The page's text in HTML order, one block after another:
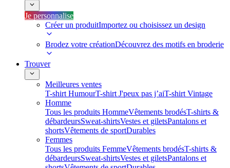
Je personnalise
Créer un produitImportez ou choisissez un design
Brodez votre créationDécouvrez des motifs en broderie
Trouver
Meilleures ventes
T-shirt HumourT-shirt J'peux pas j’aiT-shirt Vintage
Homme
Tous les produits HommeVêtements brodésT-shirts &
débardeursSweat-shirtsVestes et giletsPantalons et
shortsVêtements de sportDurables
Femmes
Tous les produits FemmeVêtements brodésT-shirts &
débardeursSweat-shirtsVestes et giletsPantalons et